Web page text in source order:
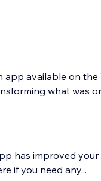
available on the
what was
has improved your
if you need any...